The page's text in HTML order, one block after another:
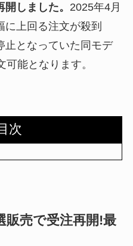
しました。 2025年4月
上回る注文が殺到
止となっていた同モデ
能となります。
次
販売で受注再開!最